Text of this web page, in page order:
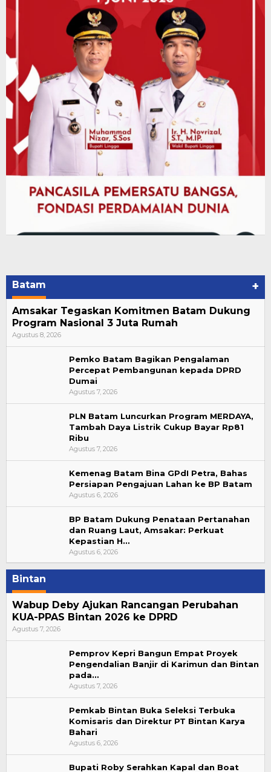
Batam +
Amsakar Tegaskan Komitmen Batam Dukung
Program Nasional 3 Juta Rumah
Agustus 8, 2026
Pemko Batam Bagikan Pengalaman
Percepat Pembangunan kepada DPRD
Dumai
Agustus 7, 2026
PLN Batam Luncurkan Program MERDAYA,
Tambah Daya Listrik Cukup Bayar Rp81
Ribu
Agustus 7, 2026
Kemenag Batam Bina GPdI Petra, Bahas
Persiapan Pengajuan Lahan ke BP Batam
Agustus 6, 2026
BP Batam Dukung Penataan Pertanahan
dan Ruang Laut, Amsakar: Perkuat
Kepastian H…
Agustus 6, 2026
Bintan
Wabup Deby Ajukan Rancangan Perubahan
KUA-PPAS Bintan 2026 ke DPRD
Agustus 7, 2026
Pemprov Kepri Bangun Empat Proyek
Pengendalian Banjir di Karimun dan Bintan
pada…
Agustus 7, 2026
Pemkab Bintan Buka Seleksi Terbuka
Komisaris dan Direktur PT Bintan Karya
Bahari
Agustus 6, 2026
Bupati Roby Serahkan Kapal dan Boat